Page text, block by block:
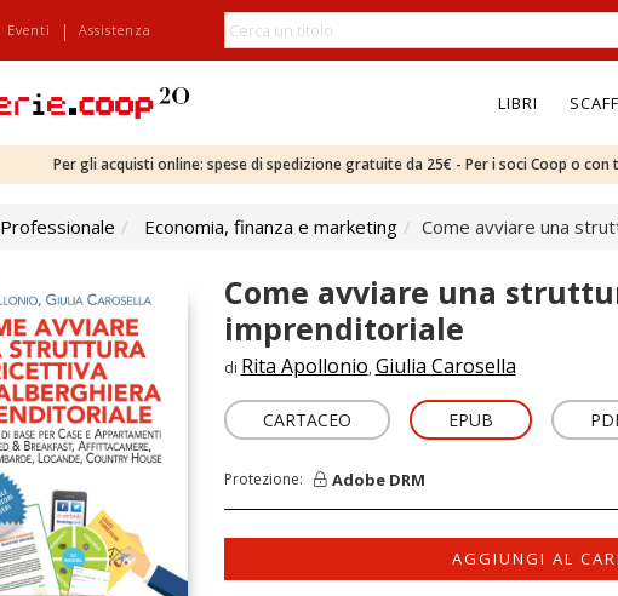
Eventi | Assistenza
LIBRI
Per gli acquisti online: spese di spedizione gratuite da 25€ - Per i soci Coop o
Professionale Economia, finanza e marketing Come avviare una
Come avviare una
imprenditoriale
di Rita Apollonio, Giulia Carosella
CARTACEO EPUB
Protezione: Adobe DRM
AGGIUNGI AL